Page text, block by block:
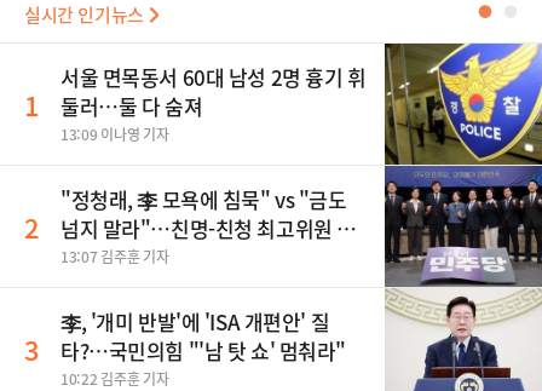
실시간 인기뉴스 ●
1
서울 면목동서 60대 남성 2명 흉기 휘
둘러…둘 다 숨져
13:09 이나영 기자
2
"정청래, 李 모욕에 침묵" vs "금도
넘지 말라"…친명-친청 최고위원 후
보, 제주서 격돌
13:07 김주훈 기자
3
李, '개미 반발'에 'ISA 개편안' 질
타?…국민의힘 "'남 탓 쇼' 멈춰라"
10:22 김주훈 기자